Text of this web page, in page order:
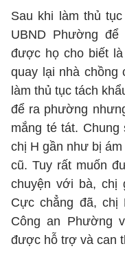
Sau khi làm thủ
UBND Phường
được họ cho biết
quay lại nhà chồng
làm thủ tục tách
để ra phường
mắng té tát. Chung
chị H gần như bị
cũ. Tuy rất muốn
chuyện với bà, chị
Cực chẳng đã,
Công an Phường
được hỗ trợ và can